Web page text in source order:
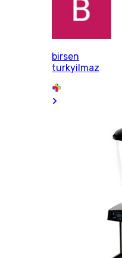
birsen
turkyilmaz